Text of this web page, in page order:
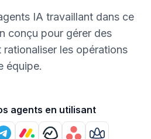
IA travaillant dans ce
conçu pour gérer des
les opérations
équipe.
agents en utilisant